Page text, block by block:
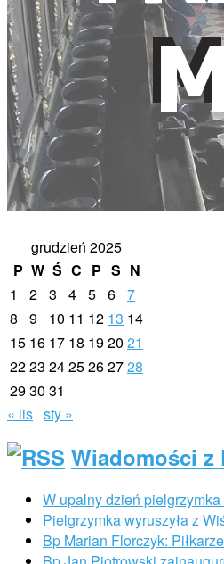
grudzień 2025
P W Ś C P S N
1
2 3 4 5 6 7
8
9 10 11 12 13 14
15 16 17 18 1920 21
2223 2425262728
2930 31
« lis sty »
Wiadomości z
W upalny dzień
Pielgrzymka wyruszyła z
Bp Marian Florczyk: